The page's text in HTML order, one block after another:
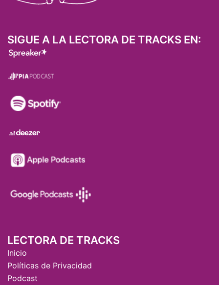
SIGUE A LA LECTORA DE TRACKS EN:
LECTORA DE TRACKS
Inicio
Políticas de Privacidad
Podcast